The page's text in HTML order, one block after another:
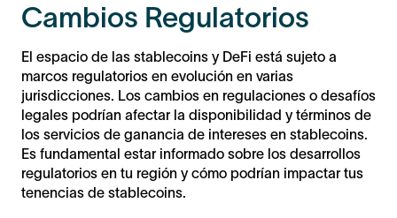
Cambios Regulatorios
El espacio de las stablecoins y DeFi está sujeto a
marcos regulatorios en evolución en varias
jurisdicciones. Los cambios en regulaciones o desafíos
legales podrían afectar la disponibilidad y términos de
los servicios de ganancia de intereses en stablecoins.
Es fundamental estar informado sobre los desarrollos
regulatorios en tu región y cómo podrían impactar tus
tenencias de stablecoins.